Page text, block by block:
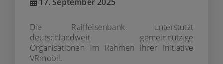
Die Raiffeisenbank unterstützt
deutschlandweit gemeinnützige
Organisationen im Rahmen ihrer Initiative
VRmobil.